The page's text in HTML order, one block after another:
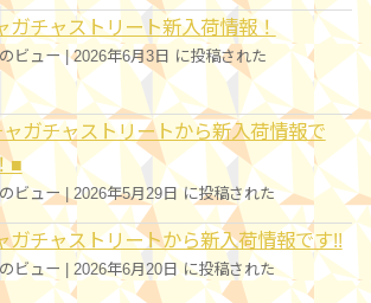
ガチャストリート新入荷情報！
ビュー|2026年6月3日 に投稿された
ガチャストリートから新入荷情報で
■
ビュー| 2026年5月29日 に投稿された
ガチャストリートから新入荷情報です!!
ビュー 2026年6月20日 に投稿された